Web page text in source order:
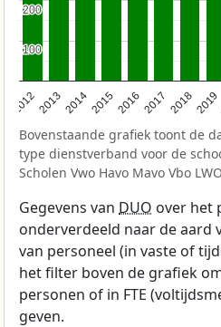
201220132014201520162017 20182019
100
100
200
200
Bovenstaande grafiek toont de
type dienstverband voor de
Scholen Vwo Havo Mavo Vbo
Gegevens van DUO over het
onderverdeeld naar de aard
van personeel (in vaste of
het filter boven de grafiek
personen of in FTE
geven.